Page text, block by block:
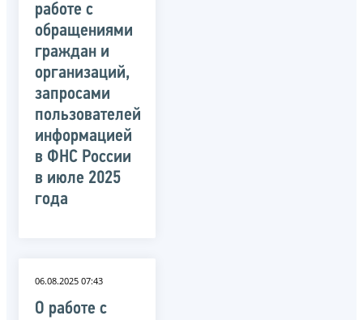
работе с
обращениями
граждан и
организаций,
запросами
пользователей
информацией
в ФНС России
в июле 2025
года
06.08.2025 07:43
О работе с